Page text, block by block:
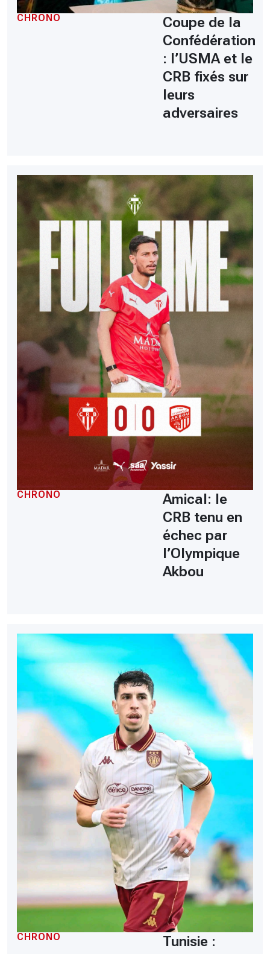
CHRONO
Coupe de la
Confédération
: l’USMA et le
CRB fixés sur
leurs
adversaires
CHRONO
Amical: le
CRB tenu en
échec par
l’Olympique
Akbou
CHRONO
Tunisie :